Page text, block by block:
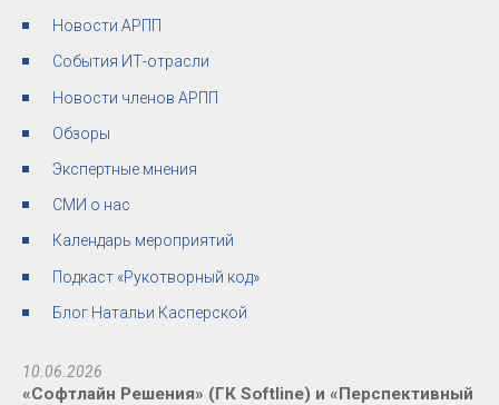
Новости АРПП
События ИТ-отрасли
Новости членов АРПП
Обзоры
Экспертные мнения
СМИ о нас
Календарь мероприятий
Подкаст «Рукотворный код»
Блог Натальи Касперской
10.06.2026
«Софтлайн Решения» (ГК Softline) и «Перспективный